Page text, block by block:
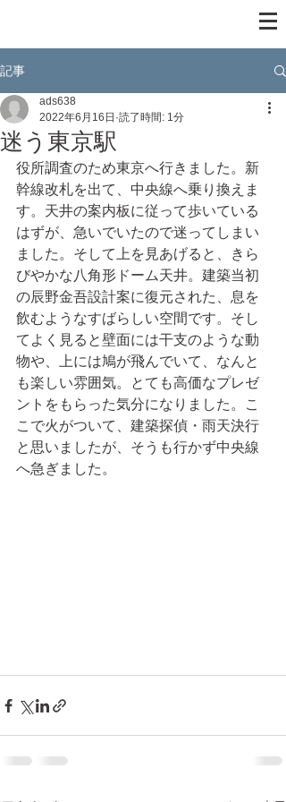
記事
迷う東京駅
ads638
2022年6月16日 読了時間: 1分
役所調査のため東京へ行きました。新
幹線改札を出て、中央線へ乗り換えま
す。天井の案内板に従って歩いている
はずが、急いでいたので迷ってしまい
ました。そして上を見あげると、きら
びやかな八角形ドーム天井。建築当初
の辰野金吾設計案に復元された、息を
飲むようなすばらしい空間です。そし
てよく見ると壁面には干支のような動
物や、上には鳩が飛んでいて、なんと
も楽しい雰囲気。とても高価なプレゼ
ントをもらった気分になりました。こ
こで火がついて、建築探偵・雨天決行
と思いましたが、そうも行かず中央線
へ急ぎました。